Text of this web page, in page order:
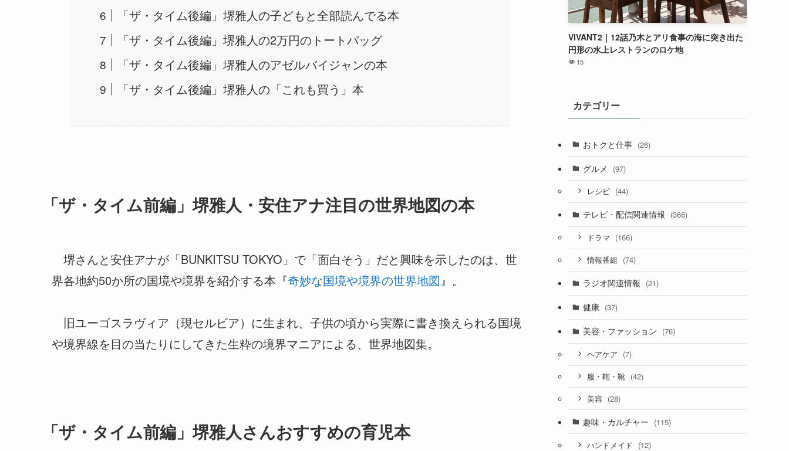
「ザ・タイム後編」堺雅人の子どもと全部読んでる本
「ザ・タイム後編」堺雅人の2万円のトートバッグ
「ザ・タイム後編」堺雅人のアゼルバイジャンの本
「ザ・タイム後編」堺雅人の「これも買う」本
「ザ・タイム前編」堺雅人・安住アナ注目の世界地図の本
堺さんと安住アナが「BUNKITSU TOKYO」で「面白そう」だと興味を示したのは、世
界各地約50か所の国境や境界を紹介する本『奇妙な国境や境界の世界地図』。
旧ユーゴスラヴィア（現セルビア）に生まれ、子供の頃から実際に書き換えられる国境
や境界線を目の当たりにしてきた生粋の境界マニアによる、世界地図集。
「ザ・タイム前編」堺雅人さんおすすめの育児本
VIVANT2｜12話乃木とアリ食事の海に突き出た
円形の水上レストランのロケ地
15
カテゴリー
おトクと仕事 (26)
グルメ (97)
レシピ (44)
テレビ・配信関連情報 (366)
ドラマ (166)
情報番組 (74)
ラジオ関連情報 (21)
健康 (37)
美容・ファッション (76)
ヘアケア (7)
服・鞄・靴 (42)
美容 (28)
趣味・カルチャー (115)
ハンドメイド (12)